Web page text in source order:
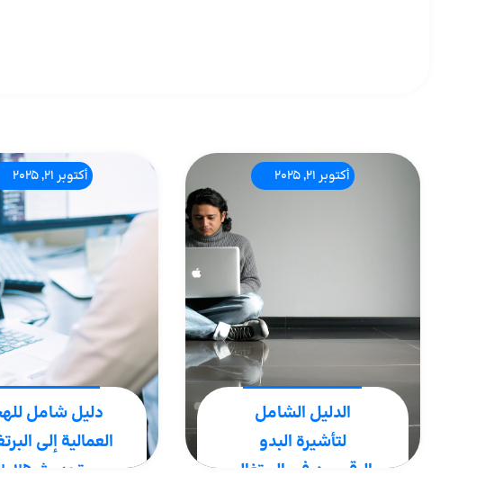
أكتوبر 21, 2025
الدليل الشامل
لتأشيرة البدو
الرقميين في البرتغال
أكتوبر 21, 2025
دليل شامل
العمالية إلى
تحديث ٢٠٢٥